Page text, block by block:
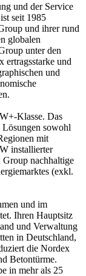
und der Service
seit 1985
und ihrer rund
globalen
unter den
ertragsstarke und
und
Klasse. Das
sowohl
mit
installierter
nachhaltige
(exkl.
und im
Ihren Hauptsitz
und Verwaltung
in Deutschland,
die Nordex
Betontürme.
in mehr als 25